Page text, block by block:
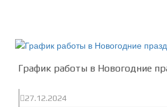
График работы в Новогодние
27.12.2024